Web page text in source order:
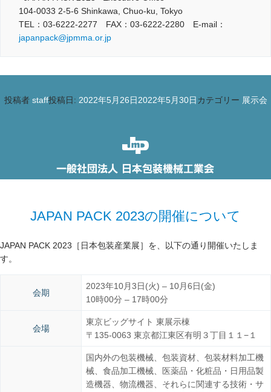
104-0033 2-5-6 Shinkawa, Chuo-ku, Tokyo
TEL：03-6222-2277 FAX：03-6222-2280 E-mail：
japanpack@jpmma.or.jp
投稿者 staff投稿日: 2022年5月26日2022年5月30日 カテゴリー 展示会
JAPAN PACK 2023の開催について
JAPAN PACK 2023［日本包装産業展］を、以下の通り開催いたしま
す。
会期
2023年10月3日(火) – 10月6日(金)
10時00分 – 17時00分
会場
東京ビッグサイト 東展示棟
〒135-0063 東京都江東区有明３丁目１１−１
国内外の包装機械、包装資材、包装材料加工機
械、食品加工機械、医薬品・化粧品・日用品製
造機器、物流機器、それらに関連する技術・サ